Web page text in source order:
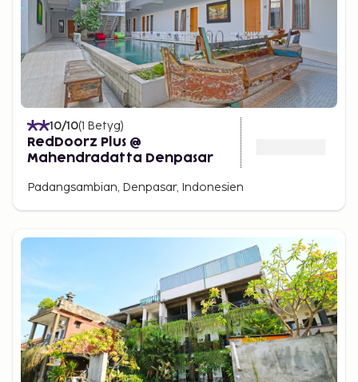
10/10(1 Betyg)
RedDoorz Plus @
Mahendradatta Denpasar
Padangsambian, Denpasar, Indonesien